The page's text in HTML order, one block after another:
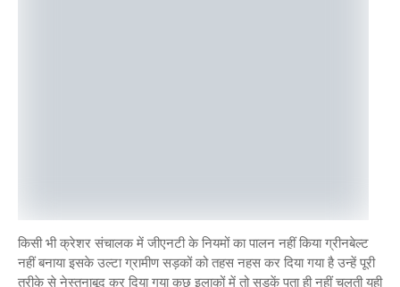
किसी भी क्रेशर संचालक में जीएनटी के नियमों का पालन नहीं किया ग्रीनबेल्ट
नहीं बनाया इसके उल्टा ग्रामीण सड़कों को तहस नहस कर दिया गया है उन्हें पूरी
तरीके से नेस्तनाबूद कर दिया गया कुछ इलाकों में तो सड़कें पता ही नहीं चलती यही